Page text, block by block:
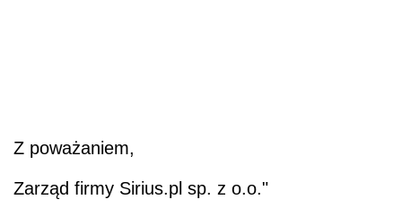
Z poważaniem,
Zarząd firmy Sirius.pl sp. z o.o."